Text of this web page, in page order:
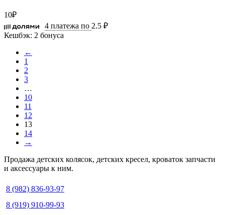
10₽
4 платежа по 2.5 ₽
Кешбэк: 2 бонуса
←
1
2
3
…
10
11
12
13
14
→
Продажа детских колясок, детских кресел, кроваток запчасти
и аксессуары к ним.
8 (982) 836-93-97
8 (919) 910-99-93